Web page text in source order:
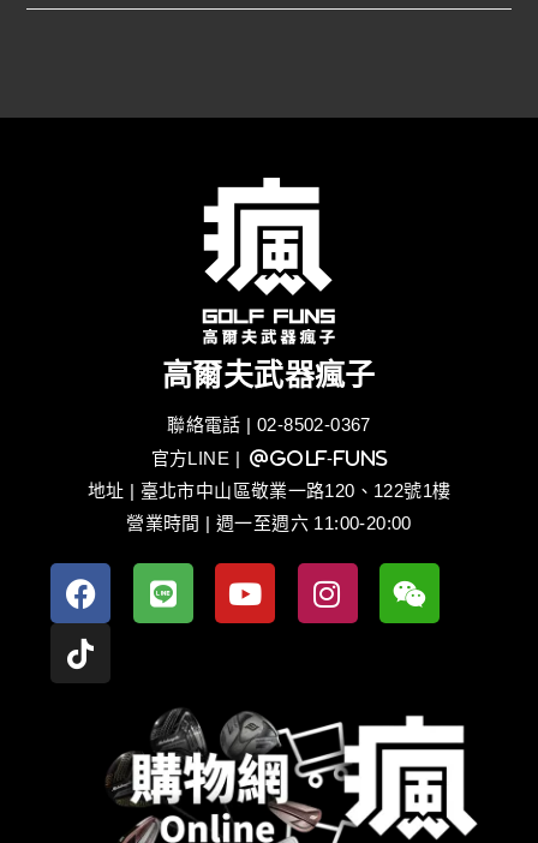
高爾夫武器瘋子
聯絡電話 | 02-8502-0367
官方LINE | @golf-funs
地址 | 臺北市中山區敬業一路120、122號1樓
營業時間 | 週一至週六 11:00-20:00